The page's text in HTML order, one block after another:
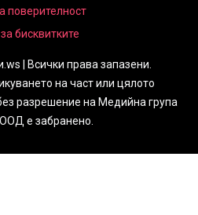
поверителност
бисквитките
| Всички права запазени.
на част или цялото
разрешение на Медийна група
е забранено.